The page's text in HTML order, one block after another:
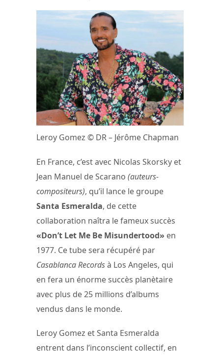
Leroy Gomez © DR – Jérôme Chapman
En France, c’est avec Nicolas Skorsky et
Jean Manuel de Scarano (auteurs-
compositeurs), qu’il lance le groupe
Santa Esmeralda, de cette
collaboration naîtra le fameux succès
«Don’t Let Me Be Misundertood» en
1977. Ce tube sera récupéré par
Casablanca Recordsà Los Angeles, qui
en fera un énorme succès planètaire
avec plus de 25 millions d’albums
vendus dans le monde.
Leroy Gomez et Santa Esmeralda
entrent dans l’inconscient collectif, en